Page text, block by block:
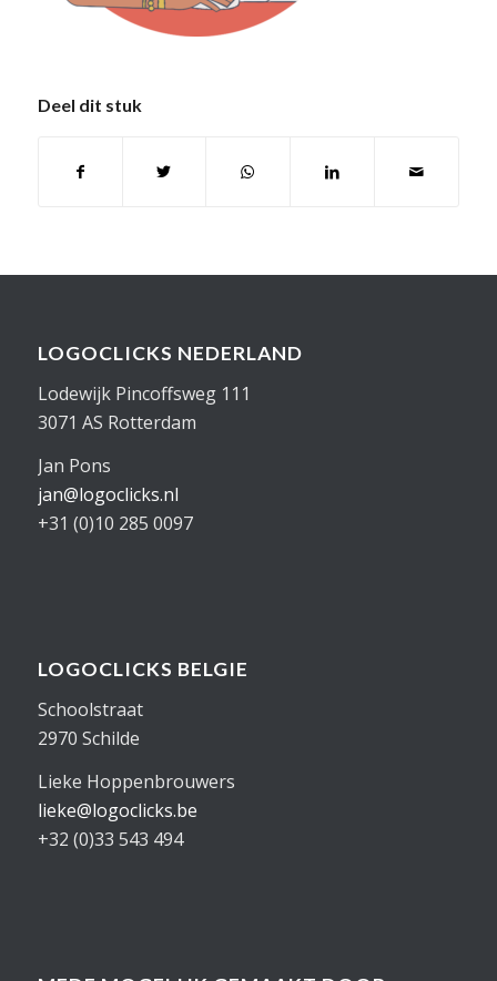
Deel dit stuk
LOGOCLICKS NEDERLAND
Lodewijk Pincoffsweg 111
3071 AS Rotterdam
Jan Pons
jan@logoclicks.nl
+31 (0)10 285 0097
LOGOCLICKS BELGIE
Schoolstraat
2970 Schilde
Lieke Hoppenbrouwers
lieke@logoclicks.be
+32 (0)33 543 494